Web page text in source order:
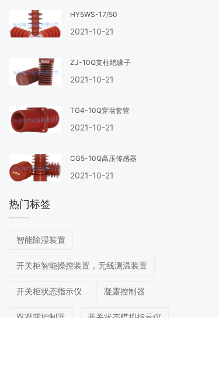
HY5WS-17/50
2021-10-21
ZJ-10Q支柱绝缘子
2021-10-21
TG4-10Q穿墙套管
2021-10-21
CG5-10Q高压传感器
2021-10-21
热门标签
智能除湿装置
开关柜智能操控装置，无线测温装置
开关柜状态指示仪 凝露控制器
双凝露控制器 开关状态模拟指示仪